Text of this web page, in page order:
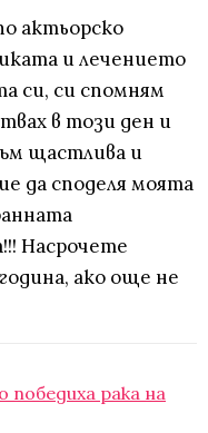
актьорско
и лечението
си, си спомням
в този ден и
щастлива и
да споделя моята
Насрочете
ако още не
победиха рака на